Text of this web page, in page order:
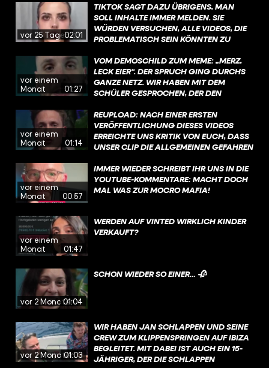
vor 25 Tagen02:01
TIKTOK SAGT DAZU ÜBRIGENS, MAN
SOLL INHALTE IMMER MELDEN. SIE
WÜRDEN VERSUCHEN, ALLE VIDEOS, DIE
PROBLEMATISCH SEIN KÖNNTEN ZU
DAVON HABEN UND AUCH SELBST AKTIV
INHALTE FILTERN, DIE GEGEN DIE
RICHTLINIEN VERSTOSSEN.
vor einem
Monat
01:27
VOM DEMOSCHILD ZUM MEME: „MERZ,
LECK EIER“. DER SPRUCH GING DURCHS
GANZE NETZ. WIR HABEN MIT DEM
SCHÜLER GESPROCHEN, DER DEN
GEFRAGT: WARUM?
vor einem
Monat
01:14
REUPLOAD: NACH EINER ERSTEN
VERÖFFENTLICHUNG DIESES VIDEOS
ERREICHTE UNS KRITIK VON EUCH, DASS
UNSER CLIP DIE ALLGEMEINEN GEFAHREN
HABEN WIR EINIGE NACHRICHTEN
BEKOMMEN, IN DENEN IHR EIGENE
UNFÄLLE GESCHILDERT HABT.
vor einem
Monat
00:57
IMMER WIEDER SCHREIBT IHR UNS IN DIE
YOUTUBE-KOMMENTARE: MACHT DOCH
MAL WAS ZUR MOCRO MAFIA!
vor einem
Monat
01:47
WERDEN AUF VINTED WIRKLICH KINDER
VERKAUFT?
vor 2 Monaten
01:04
SCHON WIEDER SO EINER… 🥀
vor 2 Monaten
01:03
WIR HABEN JAN SCHLAPPEN UND SEINE
CREW ZUM KLIPPENSPRINGEN AUF IBIZA
BEGLEITET. MIT DABEI IST AUCH EIN 15-
JÄHRIGER, DER DIE SCHLAPPEN